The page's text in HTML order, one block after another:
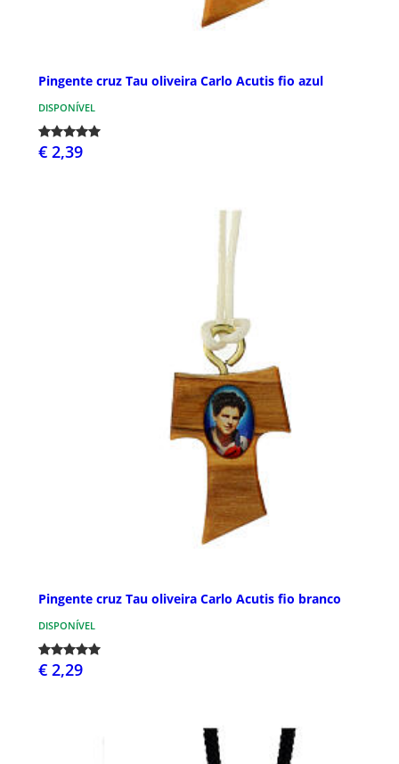
Pingente cruz Tau oliveira Carlo Acutis fio azul
DISPONÍVEL
€ 2,39
Pingente cruz Tau oliveira Carlo Acutis fio branco
DISPONÍVEL
€ 2,29